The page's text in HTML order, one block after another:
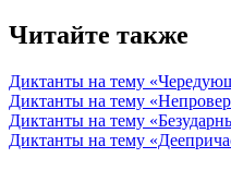
Читайте также
Диктанты на тему
Диктанты на тему
Диктанты на тему
Диктанты на тему